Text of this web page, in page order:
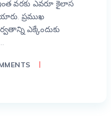
వరకు ఎవరూ కైలాస
ప్రముఖ
ఎక్కేందుకు